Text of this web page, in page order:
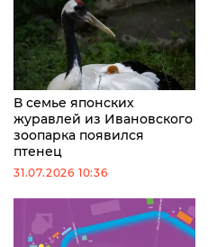
В семье японских
журавлей из Ивановского
зоопарка появился
птенец
31.07.2026 10:36